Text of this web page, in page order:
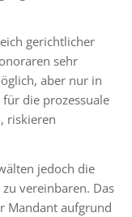
gerichtlicher
sehr
aber nur in
für die prozessuale
riskieren
jedoch die
vereinbaren. Das
Mandant aufgrund